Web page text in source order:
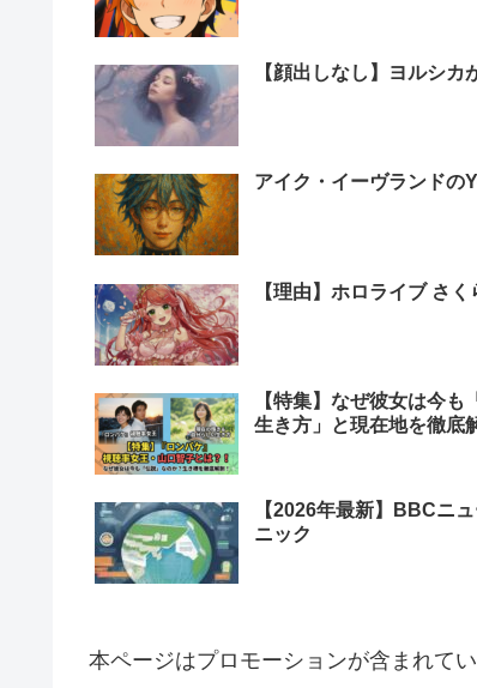
【顔出しなし】ヨルシ
アイク・イーヴランドの
【理由】ホロライブ さ
【特集】なぜ彼女は今
生き方」と現在地を徹底
【2026年最新】BBCニ
ニック
本ページはプロモーションが含まれて